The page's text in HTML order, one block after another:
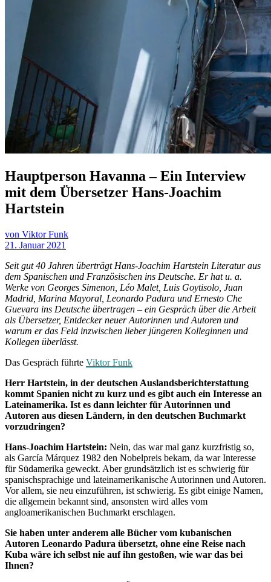
Hauptperson Havanna – Ein Interview
mit dem Übersetzer Hans-Joachim
Hartstein
von Viktor Funk
21. Januar 2021
Seit gut 40 Jahren überträgt Hans-Joachim Hartstein Literatur aus
dem Spanischen und Französischen ins Deutsche. Er hat u. a.
Werke von Georges Simenon, Léo Malet, Luis Goytisolo, Juan
Madrid, Marina Mayoral, Leonardo Padura und Ernesto Che
Guevara ins Deutsche übertragen – ein Gespräch über die Arbeit
als Übersetzer, Entdecker neuer Autorinnen und Autoren und
warum er das Feld inzwischen lieber jüngeren Kolleginnen und
Kollegen überlässt.
Das Gespräch führte Viktor Funk
Herr Hartstein, in der deutschen Auslandsberichterstattung
kommt Spanien nicht zu kurz und es gibt auch ein Interesse an
Lateinamerika. Ist es dann leichter für Autorinnen und
Autoren aus diesen Ländern, in den deutschen Buchmarkt
vorzudringen?
Hans-Joachim Hartstein: Nein, das war mal ganz kurzfristig so,
als García Márquez 1982 den Nobelpreis bekam, da war Interesse
für Südamerika geweckt. Aber grundsätzlich ist es schwierig für
spanischsprachige und lateinamerikanische Autorinnen und Autoren.
Vor allem, sie neu einzuführen, ist schwierig. Es gibt einige Namen,
die allgemein bekannt sind, ansonsten wird alles vom
angloamerikanischen Buchmarkt erschlagen.
Sie haben unter anderem alle Bücher vom kubanischen
Autoren Leonardo Padura übersetzt, ohne eine Reise nach
Kuba wäre ich selbst nie auf ihn gestoßen, wie war das bei
Ihnen?